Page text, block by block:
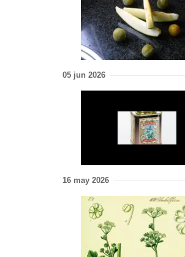
05 jun 2026
16 may 2026